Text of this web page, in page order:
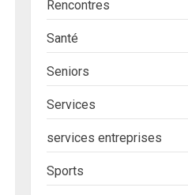
Rencontres
Santé
Seniors
Services
services entreprises
Sports